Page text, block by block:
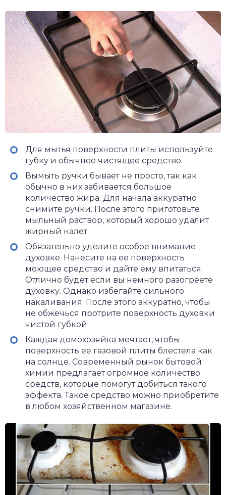
Для мытья поверхности плиты используйте
губку и обычное чистящее средство.
Вымыть ручки бывает не просто, так как
обычно в них забивается большое
количество жира. Для начала аккуратно
снимите ручки. После этого приготовьте
мыльный раствор, который хорошо удалит
жирный налет.
Обязательно уделите особое внимание
духовке. Нанесите на ее поверхность
моющее средство и дайте ему впитаться.
Отлично будет если вы немного разогреете
духовку. Однако избегайте сильного
накаливания. После этого аккуратно, чтобы
не обжечься протрите поверхность духовки
чистой губкой.
Каждая домохозяйка мечтает, чтобы
поверхность ее газовой плиты блестела как
на солнце. Современный рынок бытовой
химии предлагает огромное количество
средств, которые помогут добиться такого
эффекта. Такое средство можно приобретите
в любом хозяйственном магазине.